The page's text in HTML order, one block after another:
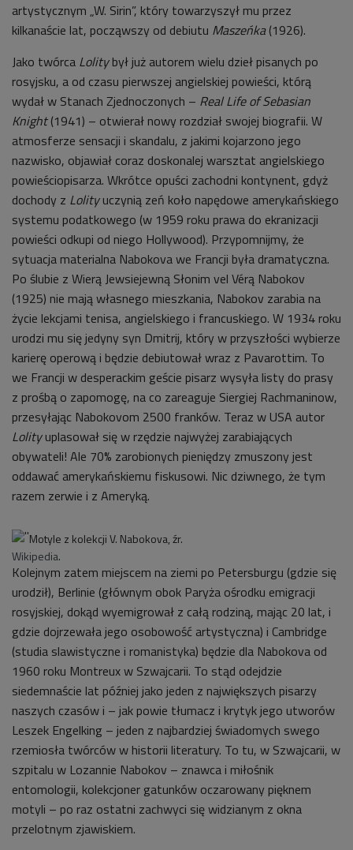
artystycznym „W. Sirin”, który towarzyszył mu przez
kilkanaście lat, począwszy od debiutu Maszeńka(1926).
Jako twórca Lolitybył już autorem wielu dzieł pisanych po
rosyjsku, a od czasu pierwszej angielskiej powieści, którą
wydał w Stanach Zjednoczonych – Real Life of Sebasian
Knight(1941) – otwierał nowy rozdział swojej biografii. W
atmosferze sensacji i skandalu, z jakimi kojarzono jego
nazwisko, objawiał coraz doskonalej warsztat angielskiego
powieściopisarza. Wkrótce opuści zachodni kontynent, gdyż
dochody z Lolityuczynią zeń koło napędowe amerykańskiego
systemu podatkowego (w 1959 roku prawa do ekranizacji
powieści odkupi od niego Hollywood). Przypomnijmy, że
sytuacja materialna Nabokova we Francji była dramatyczna.
Po ślubie z Wierą Jewsiejewną Słonim vel Vérą Nabokov
(1925) nie mają własnego mieszkania, Nabokov zarabia na
życie lekcjami tenisa, angielskiego i francuskiego. W 1934 roku
urodzi mu się jedyny syn Dmitrij, który w przyszłości wybierze
karierę operową i będzie debiutował wraz z Pavarottim. To
we Francji w desperackim geście pisarz wysyła listy do prasy
z prośbą o zapomogę, na co zareaguje Siergiej Rachmaninow,
przesyłając Nabokovom 2500 franków. Teraz w USA autor
Lolityuplasował się w rzędzie najwyżej zarabiających
obywateli! Ale 70% zarobionych pieniędzy zmuszony jest
oddawać amerykańskiemu fiskusowi. Nic dziwnego, że tym
razem zerwie i z Ameryką.
Motyle z kolekcji V. Nabokova, źr.
Wikipedia.
Kolejnym zatem miejscem na ziemi po Petersburgu (gdzie się
urodził), Berlinie (głównym obok Paryża ośrodku emigracji
rosyjskiej, dokąd wyemigrował z całą rodziną, mając 20 lat, i
gdzie dojrzewała jego osobowość artystyczna) i Cambridge
(studia slawistyczne i romanistyka) będzie dla Nabokova od
1960 roku Montreux w Szwajcarii. To stąd odejdzie
siedemnaście lat później jako jeden z największych pisarzy
naszych czasów i – jak powie tłumacz i krytyk jego utworów
Leszek Engelking – jeden z najbardziej świadomych swego
rzemiosła twórców w historii literatury. To tu, w Szwajcarii, w
szpitalu w Lozannie Nabokov – znawca i miłośnik
entomologii, kolekcjoner gatunków oczarowany pięknem
motyli – po raz ostatni zachwyci się widzianym z okna
przelotnym zjawiskiem.